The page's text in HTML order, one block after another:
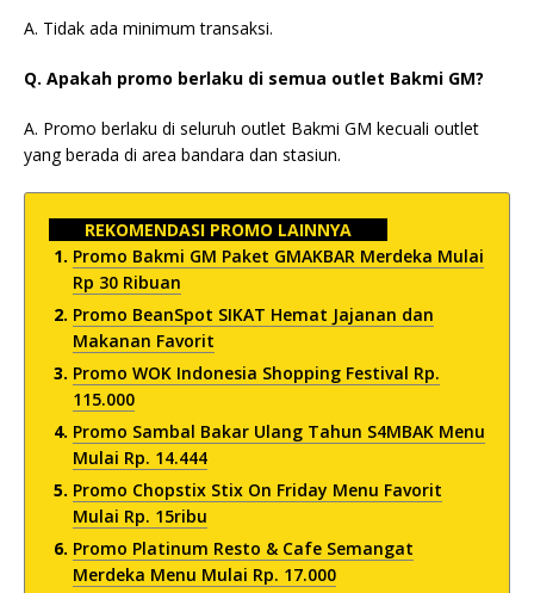
A. Tidak ada minimum transaksi.
Q. Apakah promo berlaku di semua outlet Bakmi GM?
A. Promo berlaku di seluruh outlet Bakmi GM kecuali outlet
yang berada di area bandara dan stasiun.
REKOMENDASI PROMO LAINNYA
Promo Bakmi GM Paket GMAKBAR Merdeka Mulai
Rp 30 Ribuan
Promo BeanSpot SIKAT Hemat Jajanan dan
Makanan Favorit
Promo WOK Indonesia Shopping Festival Rp.
115.000
Promo Sambal Bakar Ulang Tahun S4MBAK Menu
Mulai Rp. 14.444
Promo Chopstix Stix On Friday Menu Favorit
Mulai Rp. 15ribu
Promo Platinum Resto & Cafe Semangat
Merdeka Menu Mulai Rp. 17.000